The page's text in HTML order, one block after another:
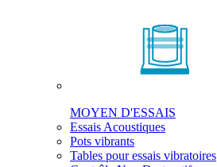
MOYEN D'ESSAIS
Essais Acoustiques
Pots vibrants
Tables pour essais vibratoires